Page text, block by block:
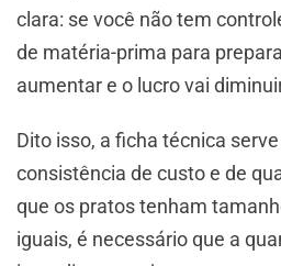
clara: se você não tem
de matéria-prima para
aumentar e o lucro vai
Dito isso, a ficha técnica
consistência de custo e de
que os pratos tenham
iguais, é necessário que a